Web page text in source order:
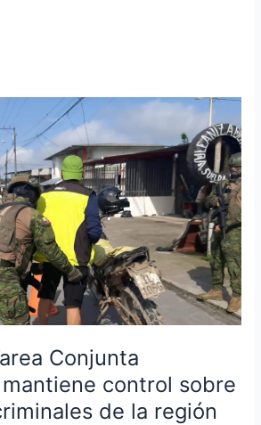
Conjunta
mantiene control sobre
de la región